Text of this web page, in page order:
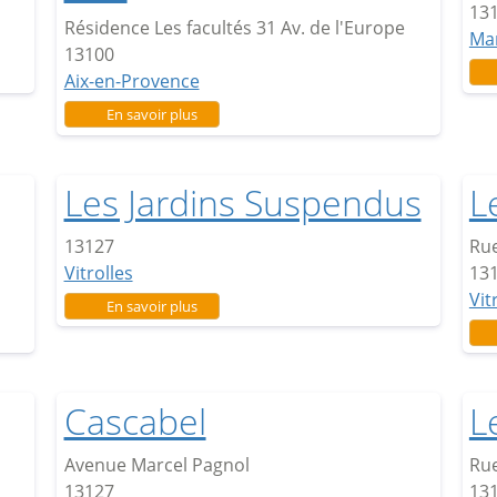
Résidence Les facultés 31 Av. de l'Europe
13100
Aix-en-Provence
En savoir plussur Quartier Politique de la Ville
Les Jardins Suspendus
13127
Vitrolles
En savoir plussur Les Jardins Suspendus
Cascabel
Avenue Marcel Pagnol
13127